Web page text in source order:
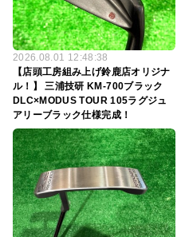
2026.08.01 12:48:38
【店頭工房組み上げ鈴鹿店オリジナ
ル！】 三浦技研 KM-700ブラック
DLC×MODUS TOUR 105ラグジュ
アリーブラック仕様完成！